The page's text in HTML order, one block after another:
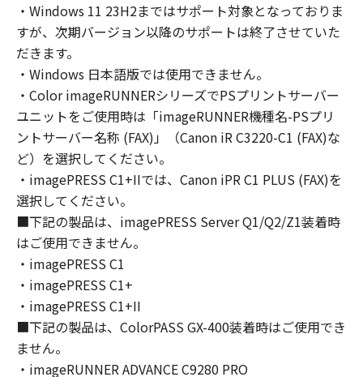
Computer to use the SOFTWARE, provided
that you must assure that all such users shall
abide by the terms of this Agreement and
shall be subject to restrictions and
obligations borne by you hereunder.
You may make one copy of the SOFTWARE
solely for a back-up purpose.
2. RESTRICTIONS
You shall not use the SOFTWARE except as
expressly granted or permitted herein, and
shall not assign, sublicense, sell, rent, lease,
loan, convey or transfer to any third party the
SOFTWARE. You shall not alter, translate or
convert to another programming language,
modify, disassemble, decompile or otherwise
reverse engineer the SOFTWARE and you shall
not have any third party to do so.
3. COPYRIGHT NOTICE
You shall not modify, remove or delete any
・Windows 11 23H2まではサポート対象となっておりま
すが、次期バージョン以降のサポートは終了させていた
だきます。
・Windows 日本語版では使用できません。
・Color imageRUNNERシリーズでPSプリントサーバー
ユニットをご使用時は「imageRUNNER機種名-PSプリ
ントサーバー名称 (FAX)」（Canon iR C3220-C1 (FAX)な
ど）を選択してください。
・imagePRESS C1+IIでは、Canon iPR C1 PLUS (FAX)を
選択してください。
■下記の製品は、imagePRESS Server Q1/Q2/Z1装着時
はご使用できません。
・imagePRESS C1
・imagePRESS C1+
・imagePRESS C1+II
■下記の製品は、ColorPASS GX-400装着時はご使用でき
ません。
・imageRUNNER ADVANCE C9280 PRO